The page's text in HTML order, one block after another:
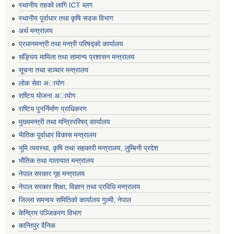
स्थानीय तहको लागि ICT ब्लग
स्थानीय पूर्वाधार तथा कृषि सडक विभाग
अर्थ मन्त्रालय
प्रधानमन्त्री तथा मन्त्री परिषद्काे कार्यालय
संङ्घिय मामिला तथा सामान्य प्रशासन मन्त्रालय
सूचना तथा सञ्चार मन्त्रालय
लाेक सेवा अायाेग
राष्टिय याेजना अायाेग
राष्टिय पुनर्निर्माण प्राधिकरण
मुख्यमन्त्री तथा मन्त्रिपरिषद् कार्यालय
भैातिक पूर्वाधार विकास मन्त्रालय
भूमि व्यवस्था, कृषि तथा सहकारी मन्त्रालय, लु्म्बिनी प्रदेश
भाैतिक तथा यातायात मन्त्रालय
नेपाल सरकार गृह मन्त्रालय
नेपाल सरकार शिक्षा, विज्ञान तथा प्रविधि मन्त्रालय
जिल्ला समन्वय समितिको कार्यालय गुल्मी, नेपाल
केन्द्रिय पञ्जिकरण विभाग
कान्तिपुर दैनिक